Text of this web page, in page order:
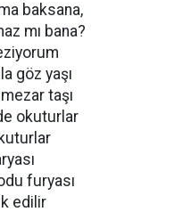
baksana,
mı bana?
göz yaşı
taşı
okuturlar
furyası
edilir